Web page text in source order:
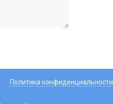
Политика конфиденциальности